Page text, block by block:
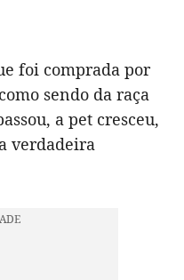
foi comprada por
sendo da raça
a pet cresceu,
verdadeira